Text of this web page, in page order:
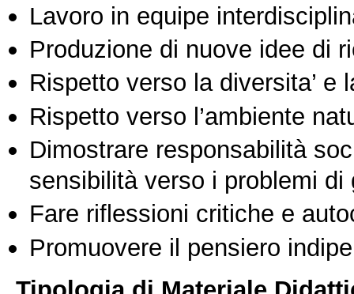
Lavoro in equipe
Produzione di nuove idee di
Rispetto verso la diversita’ e
Rispetto verso l’ambiente
Dimostrare responsabilità
sensibilità verso i problemi di
Fare riflessioni critiche e
Promuovere il pensiero